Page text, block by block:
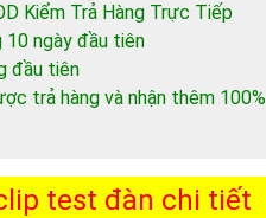
Kiểm Trả Hàng Trực Tiếp
ngày đầu tiên
đầu tiên
trả hàng và nhận thêm 100%
test đàn chi tiết